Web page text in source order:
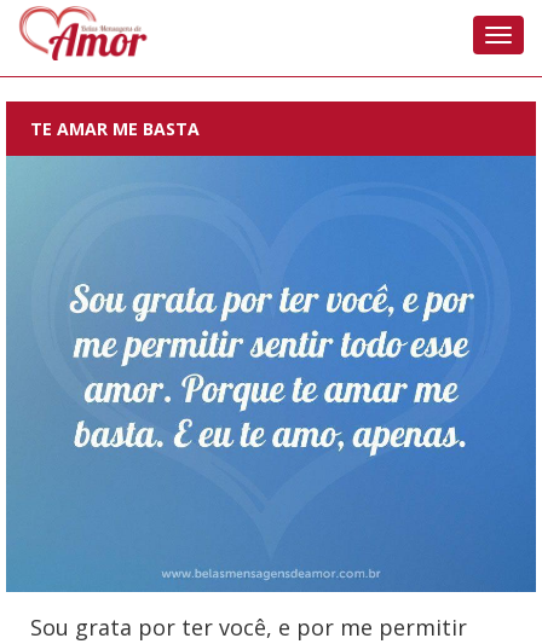
TE AMAR ME BASTA
Sou grata por ter você, e por me permitir